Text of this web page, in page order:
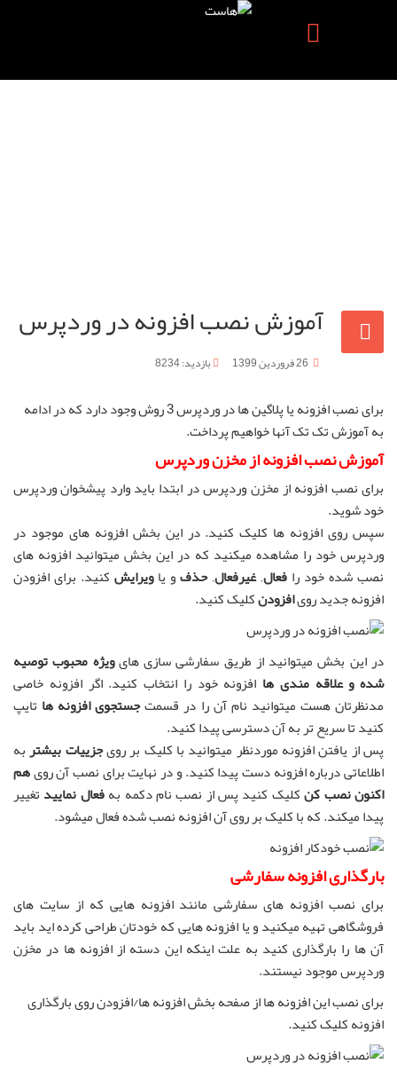
آموزش نصب افزونه در وردپرس
26 فروردين 1399 بازدید: 8234
برای نصب افزونه یا پلاگین ها در وردپرس 3 روش وجود دارد که در ادامه
به آموزش تک تک آنها خواهیم پرداخت.
آموزش نصب افزونه از مخزن وردپرس
برای نصب افزونه از مخزن وردپرس در ابتدا باید وارد پیشخوان وردپرس
خود شوید.
سپس روی افزونه ها کلیک کنید. در این بخش افزونه های موجود در
وردپرس خود را مشاهده میکنید که در این بخش میتوانید افزونه های
نصب شده خود را فعال‚غیرفعال‚حذفو یاویرایش کنید. برای افزودن
افزونه جدید رویافزودنکلیک کنید.
در این بخش میتوانید از طریق سفارشی سازی هایویژه محبوب توصیه
شده و علاقه مندی ها افزونه خود را انتخاب کنید. اگر افزونه خاصی
مدنظرتان هست میتوانید نام آن را در قسمتجستجوی افزونه ها تایپ
کنید تا سریع تر به آن دسترسی پیدا کنید.
پس از یافتن افزونه موردنظر میتوانید با کلیک بر رویجزییات بیشتربه
اطلاعاتی درباره افزونه دست پیدا کنید. و در نهایت برای نصب آن رویهم
اکنون نصب کنکلیک کنید پس از نصب نام دکمه بهفعال نمایید تغییر
پیدا میکند. که با کلیک بر روی آن افزونه نصب شده فعال میشود.
بارگذاری افزونه سفارشی
برای نصب افزونه های سفارشی مانند افزونه هایی که از سایت های
فروشگاهی تهیه میکنید و یا افزونه هایی که خودتان طراحی کرده اید باید
آن ها را بارگذاری کنید به علت اینکه این دسته از افزونه ها در مخزن
وردپرس موجود نیستند.
برای نصب این افزونه ها از صفحه بخش افزونه ها/افزودن روی بارگذاری
افزونه کلیک کنید.